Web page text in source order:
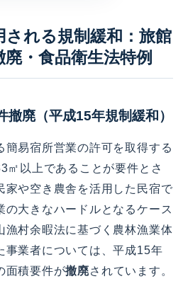
される規制緩和：旅館
・食品衛生法特例
撤廃（平成15年規制緩和）
簡易宿所営業の許可を取得する
㎡以上であることが要件とさ
家や空き農舎を活用した民宿で
の大きなハードルとなるケース
漁村余暇法に基づく農林漁業体
事業者については、平成15年
面積要件が撤廃されています。